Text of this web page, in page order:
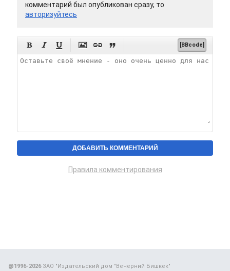
комментарий был опубликован сразу, то
авторизуйтесь
      [BBcode]
Правила комментирования
@1996-2026ЗАО "Издательский дом "Вечерний Бишкек"